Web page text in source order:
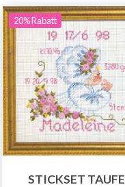
20% Rabatt
STICKSET TAUFE